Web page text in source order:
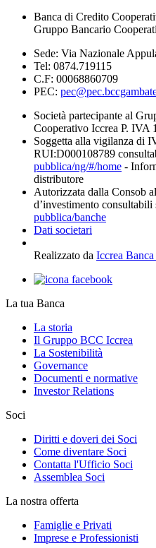
Banca di Credito
Gruppo Bancario
Sede: Via Nazionale
Tel: 0874.719115
C.F: 00068860709
PEC:
Società partecipante al
Cooperativo Iccrea P. IVA
Soggetta alla vigilanza di
RUI:D000108789
pubblica/ng/#/home -
distributore
Autorizzata dalla Consob
d’investimento consultabili
pubblica/banche
Dati societari
Realizzato da Iccrea
La tua Banca
La storia
Il Gruppo BCC Iccrea
La Sostenibilità
Governance
Documenti e normative
Investor Relations
Soci
Diritti e doveri dei Soci
Come diventare Soci
Contatta l'Ufficio Soci
Assemblea Soci
La nostra offerta
Famiglie e Privati
Imprese e Professionisti